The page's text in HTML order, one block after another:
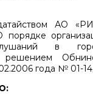
АО
в
года № 01-